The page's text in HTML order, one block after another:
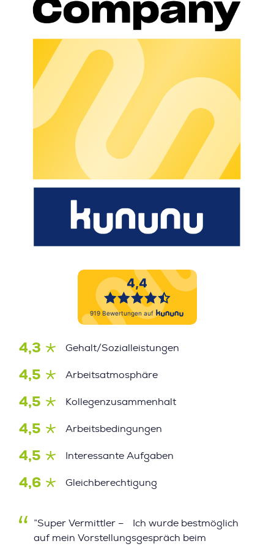
4,3 Gehalt/Sozialleistungen
4,5 Arbeitsatmosphäre
4,5 Kollegenzusammenhalt
4,5 Arbeitsbedingungen
4,5 Interessante Aufgaben
4,6 Gleichberechtigung
”Super Vermittler – Ich wurde bestmöglich
auf mein Vorstellungsgespräch beim